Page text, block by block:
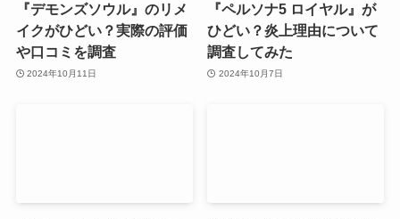
『デモンズソウル』のリメ
イクがひどい？実際の評価
や口コミを調査
2024年10月11日
『ペルソナ5 ロイヤル』が
ひどい？炎上理由について
調査してみた
2024年10月7日